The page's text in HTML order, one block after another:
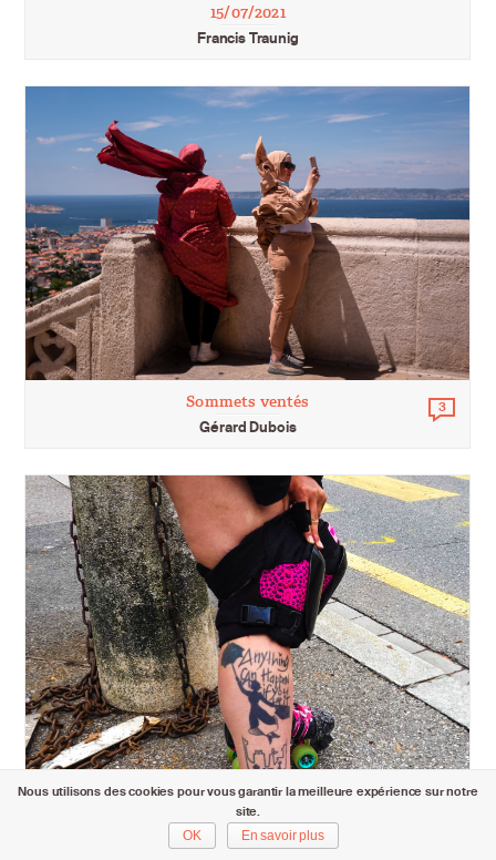
15/07/2021
Francis Traunig
Sommets ventés
Gérard Dubois
3
Nous utilisons des cookies pour vous garantir la meilleure expérience sur notre
site.
OK
En savoir plus